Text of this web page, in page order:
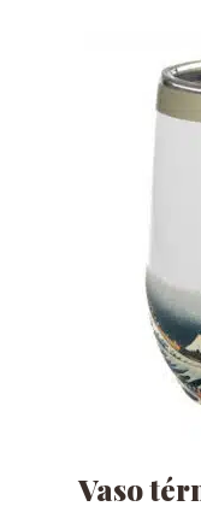
Vaso